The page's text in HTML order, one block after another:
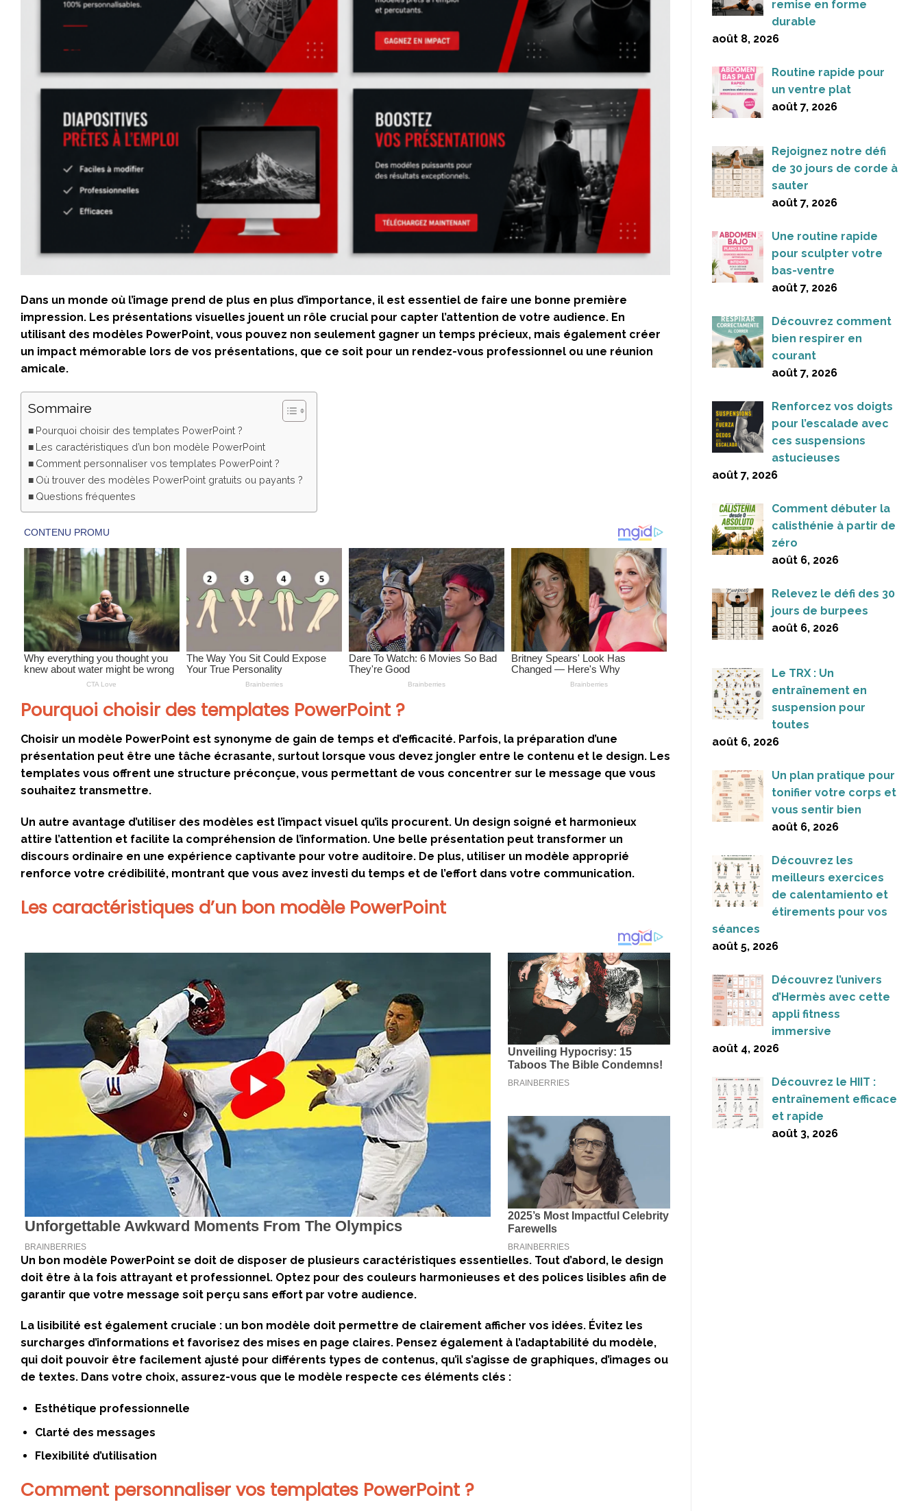
Dans un monde où l’image prend de plus en plus d’importance, il est essentiel de faire une bonne première
impression. Les présentations visuelles jouent un rôle crucial pour capter l’attention de votre audience. En
utilisant des modèles PowerPoint, vous pouvez non seulement gagner un temps précieux, mais également créer
un impact mémorable lors de vos présentations, que ce soit pour un rendez-vous professionnel ou une réunion
amicale.
Sommaire
Pourquoi choisir des templates PowerPoint ?
Les caractéristiques d’un bon modèle PowerPoint
Comment personnaliser vos templates PowerPoint ?
Où trouver des modèles PowerPoint gratuits ou payants ?
Questions fréquentes
Pourquoi choisir des templates PowerPoint ?
Choisir un modèle PowerPoint est synonyme de gain de temps et d’efficacité. Parfois, la préparation d’une
présentation peut être une tâche écrasante, surtout lorsque vous devez jongler entre le contenu et le design. Les
templates vous offrent une structure préconçue, vous permettant de vous concentrer sur le message que vous
souhaitez transmettre.
Un autre avantage d’utiliser des modèles est l’impact visuel qu’ils procurent. Un design soigné et harmonieux
attire l’attention et facilite la compréhension de l’information. Une belle présentation peut transformer un
discours ordinaire en une expérience captivante pour votre auditoire. De plus, utiliser un modèle approprié
renforce votre crédibilité, montrant que vous avez investi du temps et de l’effort dans votre communication.
Les caractéristiques d’un bon modèle PowerPoint
Un bon modèle PowerPoint se doit de disposer de plusieurs caractéristiques essentielles. Tout d’abord, le design
doit être à la fois attrayant et professionnel. Optez pour des couleurs harmonieuses et des polices lisibles afin de
garantir que votre message soit perçu sans effort par votre audience.
La lisibilité est également cruciale : un bon modèle doit permettre de clairement afficher vos idées. Évitez les
surcharges d’informations et favorisez des mises en page claires. Pensez également à l’adaptabilité du modèle,
qui doit pouvoir être facilement ajusté pour différents types de contenus, qu’il s’agisse de graphiques, d’images ou
de textes. Dans votre choix, assurez-vous que le modèle respecte ces éléments clés :
Esthétique professionnelle
Clarté des messages
Flexibilité d’utilisation
Comment personnaliser vos templates PowerPoint ?
remise en forme
durable
août 8, 2026
Routine rapide pour
un ventre plat
août 7, 2026
Rejoignez notre défi
de 30 jours de corde à
sauter
août 7, 2026
Une routine rapide
pour sculpter votre
bas-ventre
août 7, 2026
Découvrez comment
bien respirer en
courant
août 7, 2026
Renforcez vos doigts
pour l’escalade avec
ces suspensions
astucieuses
août 7, 2026
Comment débuter la
calisthénie à partir de
zéro
août 6, 2026
Relevez le défi des 30
jours de burpees
août 6, 2026
Le TRX : Un
entraînement en
suspension pour
toutes
août 6, 2026
Un plan pratique pour
tonifier votre corps et
vous sentir bien
août 6, 2026
Découvrez les
meilleurs exercices
de calentamiento et
étirements pour vos
séances
août 5, 2026
Découvrez l’univers
d’Hermès avec cette
appli fitness
immersive
août 4, 2026
Découvrez le HIIT :
entraînement efficace
et rapide
août 3, 2026